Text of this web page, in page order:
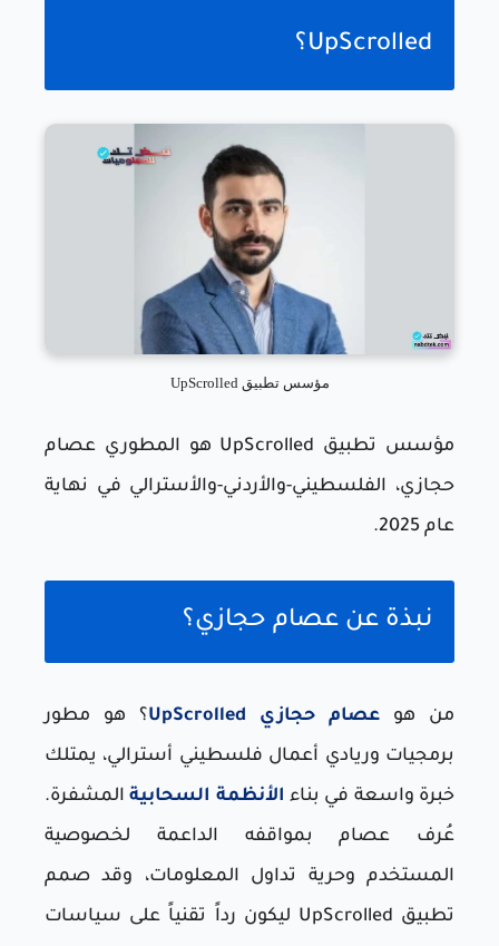
UpScrolled؟
مؤسس تطبيق UpScrolled
مؤسس تطبيق UpScrolled هو المطوري عصام
حجازي، الفلسطيني-والأردني-والأسترالي في نهاية
عام 2025.
نبذة عن عصام حجازي؟
من هو عصام حجازي UpScrolled
؟ هو مطور
برمجيات وريادي أعمال فلسطيني أسترالي، يمتلك
خبرة واسعة في بناء الأنظمة السحابية المشفرة.
عُرف عصام بمواقفه الداعمة لخصوصية
المستخدم وحرية تداول المعلومات، وقد صمم
تطبيق UpScrolled ليكون رداً تقنياً على سياسات